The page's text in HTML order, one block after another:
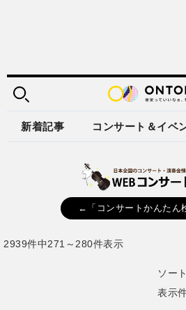
新着記事 コンサート＆イベ
←「コンサートかんたん
2939件中271～280件表示
ソー
表示